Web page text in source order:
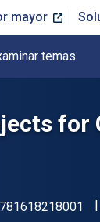
mayor
temas
for